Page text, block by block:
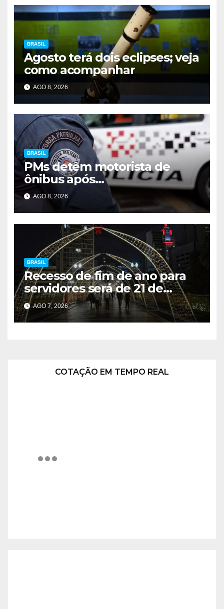
BRASIL
Agosto terá dois eclipses; veja
como acompanhar
AGO 8, 2026
BRASIL
PMs detêm motorista de
ônibus após
desentendimento em SP
AGO 8, 2026
BRASIL
Recesso de fim de ano para
servidores será de 21 de
dezembro a 1º de janeiro
AGO 7, 2026
COTAÇÃO EM TEMPO REAL